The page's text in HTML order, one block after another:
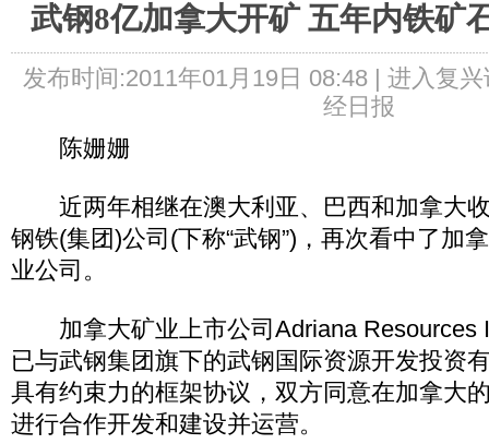
武钢8亿加拿大开矿 五年内铁矿
发布时间:2011年01月19日 08:48 | 进入复兴
经日报
陈姗姗
近两年相继在澳大利亚、巴西和加拿大
钢铁(集团)公司(下称“武钢”)，再次看中了加
业公司。
加拿大矿业上市公司Adriana Resources
已与武钢集团旗下的武钢国际资源开发投资
具有约束力的框架协议，双方同意在加拿大
进行合作开发和建设并运营。